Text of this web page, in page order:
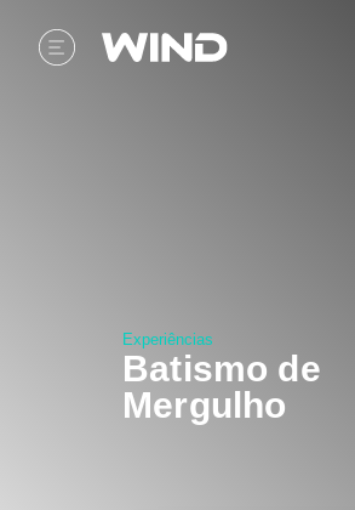
Experiências
Batismo de
Mergulho